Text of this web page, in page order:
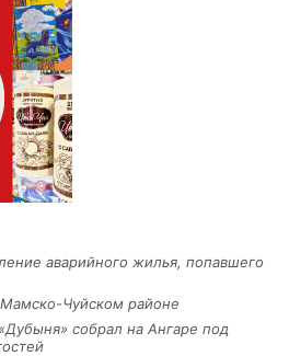
аварийного жилья, попавшего
Мамско-Чуйском районе
собрал на Ангаре под